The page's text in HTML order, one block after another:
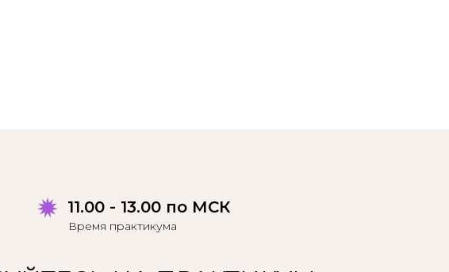
11.00 - 13.00 по МСК
Время практикума